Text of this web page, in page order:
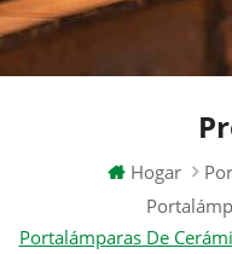
Hogar
Portalámparas De